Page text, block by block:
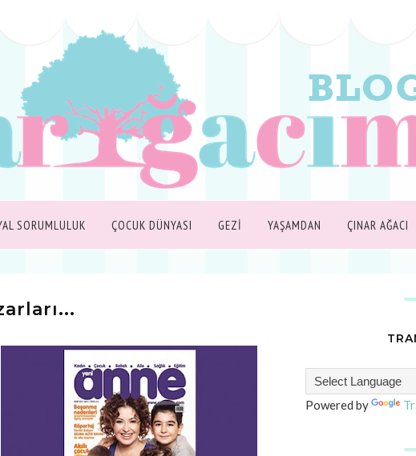
SORUMLULUK ÇOCUK DÜNYASI GEZİ YAŞAMDAN ÇINAR AĞACI
Powered by